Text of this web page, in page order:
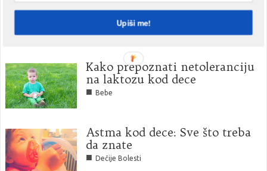
prehlade
Dečije Bolesti
Kako prepoznati netoleranciju
na laktozu kod dece
■ Bebe
Astma kod dece: Sve što treba
da znate
■ Dečije Bolesti
Upiši me!